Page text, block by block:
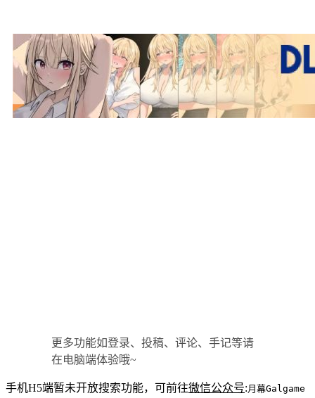
更多功能如登录、投稿、评论、手记等请
在电脑端体验哦~
手机H5端暂未开放搜索功能，可前往微信公众号:月幕Galgame